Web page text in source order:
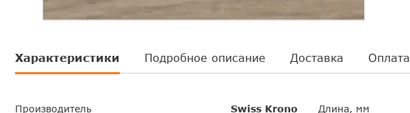
Характеристики Подробное описание Доставка Оплата
Производитель Swiss Krono Длина, мм